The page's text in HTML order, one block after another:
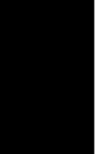
o subtítulos que
alquilar o contratar un